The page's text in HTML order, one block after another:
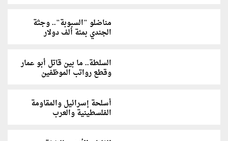
مناضلو "السبوبة".. وجثة
الجندي بمئة ألف دولار
السلطة.. ما بين قاتل أبو عمار
وقطع رواتب الموظفين
أسلحة إسرائيل والمقاومة
الفلسطينية والعرب